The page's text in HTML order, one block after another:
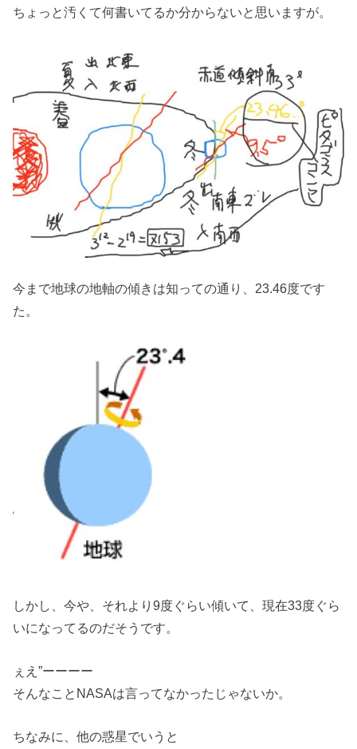
ちょっと汚くて何書いてるか分からないと思いますが。
今まで地球の地軸の傾きは知っての通り、23.46度です
た。
しかし、今や、それより9度ぐらい傾いて、現在33度ぐら
いになってるのだそうです。
ぇえ”ーーーー
そんなことNASAは言ってなかったじゃないか。
ちなみに、他の惑星でいうと